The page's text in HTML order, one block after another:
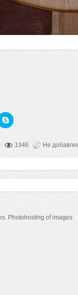
1346 Не
Photohosting of images